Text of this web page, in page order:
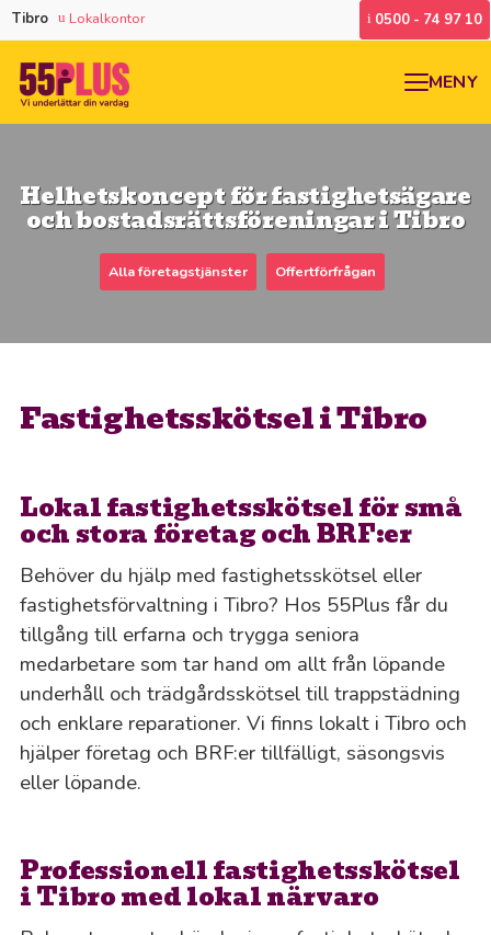
Tibro Lokalkontor 0500 - 74 97 10
MENY
Helhetskoncept för fastighetsägare
och bostadsrättsföreningar i Tibro
Alla företagstjänster Offertförfrågan
Fastighetsskötsel i Tibro
Lokal fastighetsskötsel för små
och stora företag och BRF:er
Behöver du hjälp med fastighetsskötsel eller
fastighetsförvaltning i Tibro? Hos 55Plus får du
tillgång till erfarna och trygga seniora
medarbetare som tar hand om allt från löpande
underhåll och trädgårdsskötsel till trappstädning
och enklare reparationer. Vi finns lokalt i Tibro och
hjälper företag och BRF:er tillfälligt, säsongsvis
eller löpande.
Professionell fastighetsskötsel
i Tibro med lokal närvaro